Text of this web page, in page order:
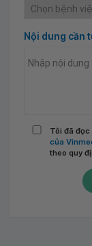
Nội dung cần
Tôi đã đọc
của
theo quy